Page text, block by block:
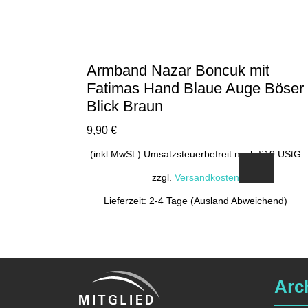
Armband Nazar Boncuk mit
Fatimas Hand Blaue Auge Böser
Blick Braun
9,90 €
(inkl.MwSt.) Umsatzsteuerbefreit nach §19 UStG
zzgl. Versandkosten
Lieferzeit: 2-4 Tage (Ausland Abweichend)